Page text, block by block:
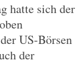
hatte sich der
US-Börsen
der